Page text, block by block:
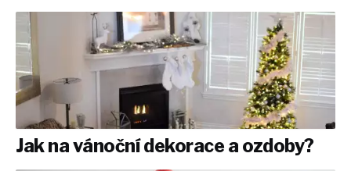
Jak na vánoční dekorace a ozdoby?